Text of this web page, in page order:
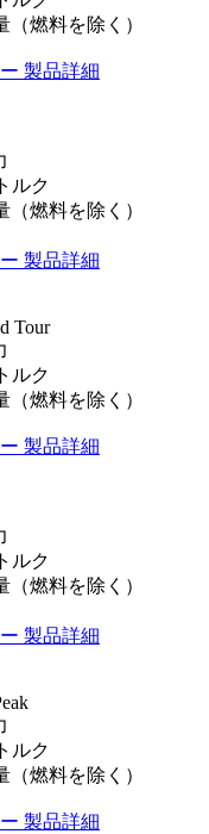
（燃料を除く）
製品詳細
ルク
（燃料を除く）
製品詳細
Tour
ルク
（燃料を除く）
製品詳細
ルク
（燃料を除く）
製品詳細
ルク
（燃料を除く）
製品詳細